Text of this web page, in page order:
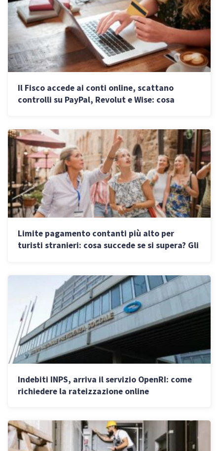
Il Fisco accede ai conti online, scattano
controlli su PayPal, Revolut e Wise: cosa
Limite pagamento contanti più alto per
turisti stranieri: cosa succede se si supera? Gli
Indebiti INPS, arriva il servizio OpenRI: come
richiedere la rateizzazione online